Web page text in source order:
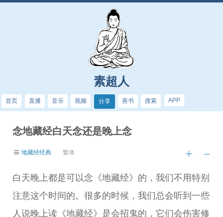
素超人
首页 直播 音乐 视频 分享 善书 搜索 APP
念地藏经白天念还是晚上念
地藏经经典 繁体
白天晚上都是可以念《地藏经》的，我们不用特别
注意这个时间的。很多的时候，我们总会听到一些
人说晚上读《地藏经》是会招鬼的，它们会伤害修